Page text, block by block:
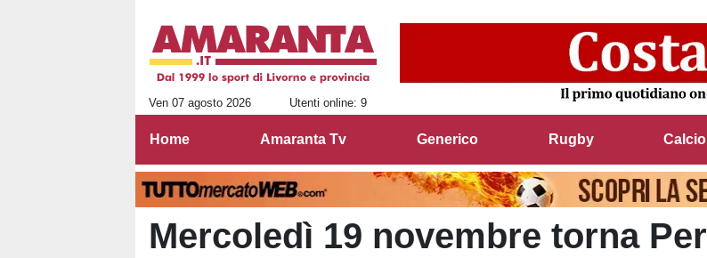
Ven 07 agosto 2026 Utenti online: 9
Home Amaranta Tv Generico Rugby Calcio
Mercoledì 19 novembre torna Per